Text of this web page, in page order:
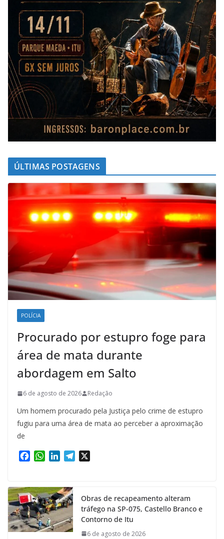
ÚLTIMAS POSTAGENS
POLÍCIA
Procurado por estupro foge para
área de mata durante
abordagem em Salto
6 de agosto de 2026 Redação
Um homem procurado pela Justiça pelo crime de estupro
fugiu para uma área de mata ao perceber a aproximação
de
e
b
o
o
k
W
t
s
A
p
p
k
e
d
I
n
m
Obras de recapeamento alteram
tráfego na SP-075, Castello Branco e
Contorno de Itu
6 de agosto de 2026